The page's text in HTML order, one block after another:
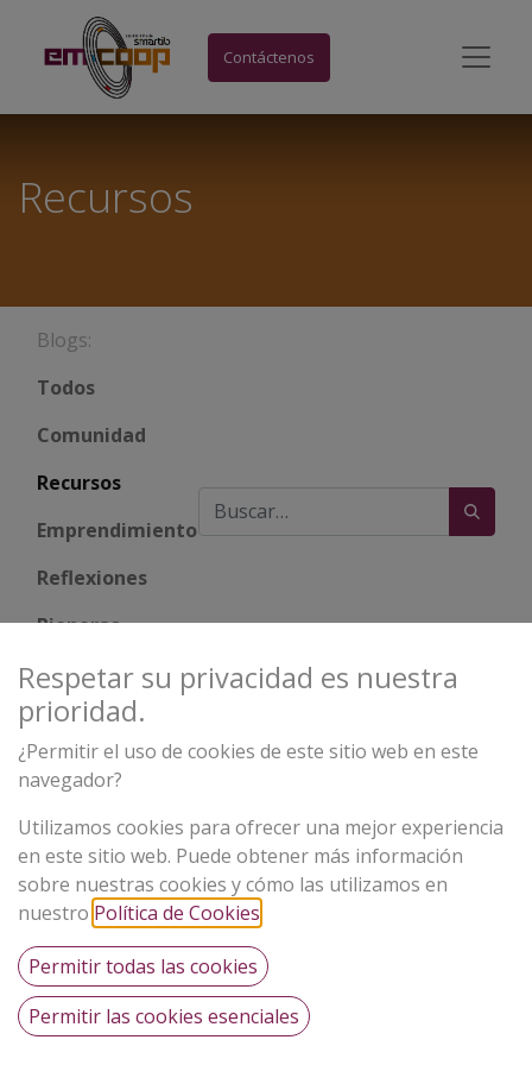
Contáctenos
Recursos
Blogs:
​Todos
Comunidad
Recursos
Emprendimiento
Reflexiones
Pioneras
Impacto
CATEGORIES:
Respetar su privacidad es nuestra
prioridad.
¿Permitir el uso de cookies de este sitio web en este
navegador?
Utilizamos cookies para ofrecer una mejor experiencia
en este sitio web. Puede obtener más información
sobre nuestras cookies y cómo las utilizamos en
nuestro Política de Cookies
Permitir todas las cookies
Permitir las cookies esenciales